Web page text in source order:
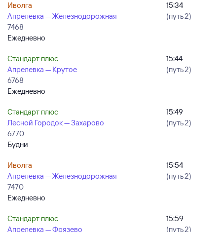
Иволга
Апрелевка — Железнодорожная
7468
Ежедневно
15:34
(путь 2)
Стандарт плюс
Апрелевка — Крутое
6768
Ежедневно
15:44
(путь 2)
Стандарт плюс
Лесной Городок — Захарово
6770
Будни
15:49
(путь 2)
Иволга
Апрелевка — Железнодорожная
7470
Ежедневно
15:54
(путь 2)
Стандарт плюс
Апрелевка — Фрязево
15:59
(путь 2)